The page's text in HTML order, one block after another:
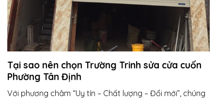
Tại sao nên chọn Trường Trinh sửa cửa cuốn
Phường Tân Định
Với phương châm “Uy tín – Chất lượng – Đổi mới”, chúng